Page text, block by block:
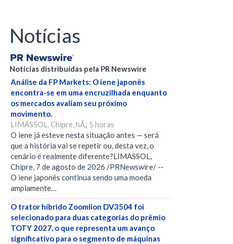
Notícias
Notícias distribuídas pela PR Newswire
Análise da FP Markets: O iene japonês
encontra-se em uma encruzilhada enquanto
os mercados avaliam seu próximo
movimento.
LIMASSOL, Chipre, hÃ¡ 5 horas
O iene já esteve nesta situação antes — será
que a história vai se repetir ou, desta vez, o
cenário é realmente diferente?LIMASSOL,
Chipre, 7 de agosto de 2026 /PRNewswire/ --
O iene japonês continua sendo uma moeda
amplamente…
O trator híbrido Zoomlion DV3504 foi
selecionado para duas categorias do prêmio
TOTY 2027, o que representa um avanço
significativo para o segmento de máquinas